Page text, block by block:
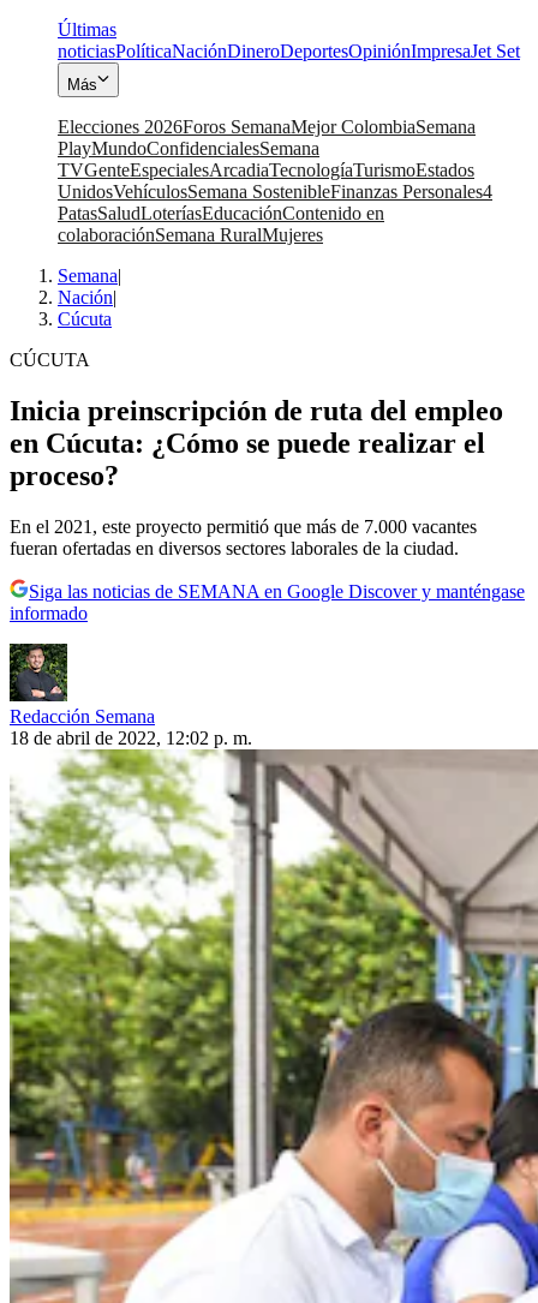
Últimas
noticiasPolíticaNaciónDineroDeportesOpiniónImpresaJet Set
Más
Elecciones 2026Foros SemanaMejor ColombiaSemana
PlayMundoConfidencialesSemana
TVGenteEspecialesArcadiaTecnologíaTurismoEstados
UnidosVehículosSemana SostenibleFinanzas Personales4
PatasSaludLoteríasEducaciónContenido en
colaboraciónSemana RuralMujeres
Semana|
Nación|
Cúcuta
CÚCUTA
Inicia preinscripción de ruta del empleo
en Cúcuta: ¿Cómo se puede realizar el
proceso?
En el 2021, este proyecto permitió que más de 7.000 vacantes
fueran ofertadas en diversos sectores laborales de la ciudad.
Siga las noticias de SEMANA en Google Discover y manténgase
informado
Redacción Semana
18 de abril de 2022, 12:02 p. m.